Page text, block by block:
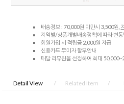
배송정보 : 70,000원 미만시 3,500원,
지역별/상품개별배송정책에 따라 변
회원가입 시 적립금 2,000원 지급
신용카드 무이자 할부안내
매달 리뷰퀸을 선정하여 최대
Detail View Related Item